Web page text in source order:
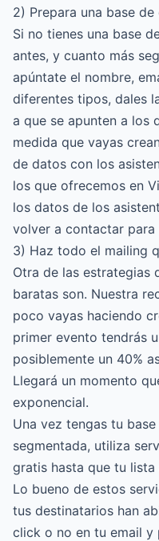
2) Prepara una base
Si no tienes una base
antes, y cuanto más
apúntate el nombre,
diferentes tipos, dales
a que se apunten a los
medida que vayas
de datos con los
los que ofrecemos en
los datos de los
volver a contactar para
3) Haz todo el mailing
Otra de las estrategias
baratas son. Nuestra
poco vayas haciendo
primer evento tendrás
posiblemente un 40%
Llegará un momento
exponencial.
Una vez tengas tu
segmentada, utiliza
gratis hasta que tu
Lo bueno de estos
tus destinatarios han
click o no en tu email